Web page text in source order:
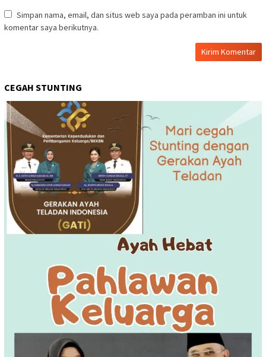
Simpan nama, email, dan situs web saya pada peramban ini untuk
komentar saya berikutnya.
CEGAH STUNTING